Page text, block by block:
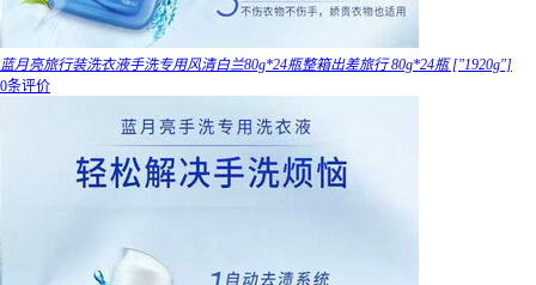
蓝月亮旅行装洗衣液手洗专用风清白兰80g*24瓶整箱出差旅行 80g*24瓶 ["1920g"]
0条评价